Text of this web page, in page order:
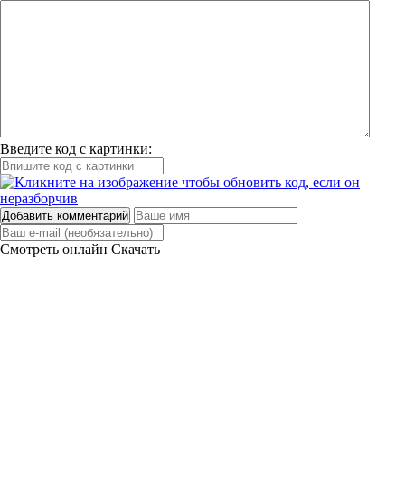
Введите код с картинки:
Добавить комментарий
Смотреть онлайн Скачать